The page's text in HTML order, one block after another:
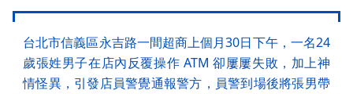
台北市信義區永吉路一間超商上個月30日下午，一名24
歲張姓男子在店內反覆操作 ATM 卻屢屢失敗，加上神
情怪異，引發店員警覺通報警方，員警到場後將張男帶